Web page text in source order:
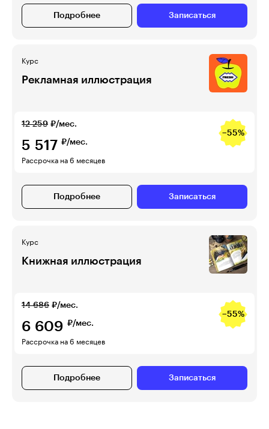
Подробнее Записаться
Курс
Рекламная иллюстрация
12 259 ₽/мес.
−55%
5 517 ₽/мес.
Рассрочка на 6 месяцев
Подробнее Записаться
Курс
Книжная иллюстрация
14 686 ₽/мес.
−55%
6 609 ₽/мес.
Рассрочка на 6 месяцев
Подробнее Записаться